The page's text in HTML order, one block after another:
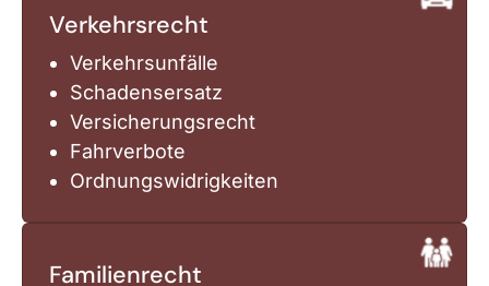
Verkehrsrecht
Verkehrsunfälle
Schadensersatz
Versicherungsrecht
Fahrverbote
Ordnungswidrigkeiten
Familienrecht